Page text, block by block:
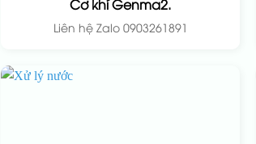
Cơ khí Genma2.
Liên hệ Zalo 0903261891